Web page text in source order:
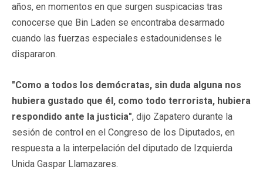
años, en momentos en que surgen suspicacias tras
conocerse que Bin Laden se encontraba desarmado
cuando las fuerzas especiales estadounidenses le
dispararon.
"Como a todos los demócratas, sin duda alguna nos
hubiera gustado que él, como todo terrorista, hubiera
respondido ante la justicia", dijo Zapatero durante la
sesión de control en el Congreso de los Diputados, en
respuesta a la interpelación del diputado de Izquierda
Unida Gaspar Llamazares.